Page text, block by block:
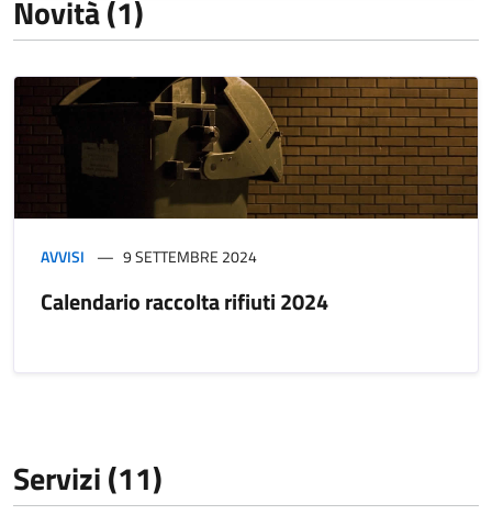
Novità (1)
AVVISI 9 SETTEMBRE 2024
Calendario raccolta rifiuti 2024
Servizi (11)